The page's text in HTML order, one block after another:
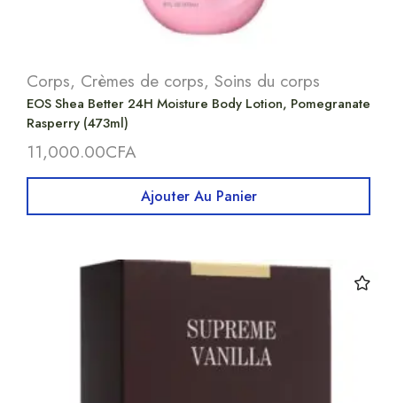
Corps, Crèmes de corps, Soins du corps
EOS Shea Better 24H Moisture Body Lotion, Pomegranate
Rasperry (473ml)
11,000.00CFA
Ajouter Au Panier